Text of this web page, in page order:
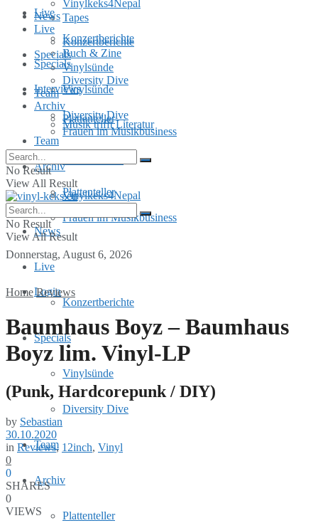
Live
Konzertberichte
Specials
Vinylsünde
Diversity Dive
Team
Archiv
Plattenteller
Frauen im Musikbusiness
Donnerstag, August 6, 2026
Login
Tapes
Buch & Zine
Interviews
Musik trifft Literatur
Vinylkeks4Nepal
News
Live
Konzertberichte
Specials
Vinylsünde
Diversity Dive
Team
Archiv
Plattenteller
Vinylkeks4Nepal
News
Live
Konzertberichte
Specials
Vinylsünde
Diversity Dive
Team
Archiv
Plattenteller
Frauen im Musikbusiness
No Result
View All Result
No Result
View All Result
Home Reviews
Baumhaus Boyz – Baumhaus
Boyz lim. Vinyl-LP
(Punk, Hardcorepunk / DIY)
by Sebastian
30.10.2020
in Reviews, 12inch, Vinyl
0
0
SHARES
0
VIEWS